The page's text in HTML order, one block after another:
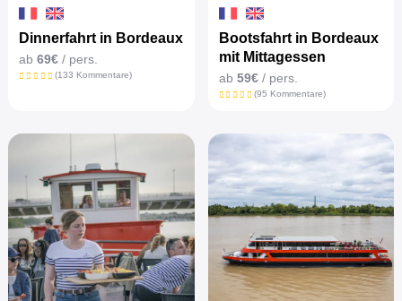
Dinnerfahrt in Bordeaux
ab69€ / pers.
(133 Kommentare)
Bootsfahrt in Bordeaux
mit Mittagessen
ab 59€/ pers.
(95 Kommentare)